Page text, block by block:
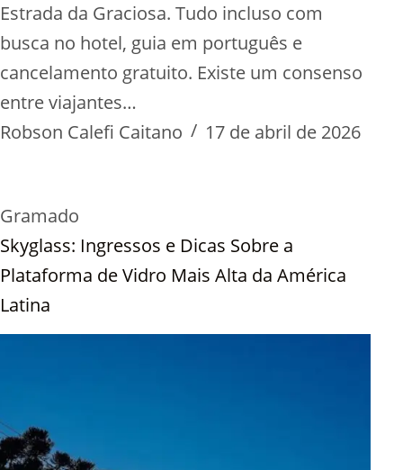
Estrada da Graciosa. Tudo incluso com
busca no hotel, guia em português e
cancelamento gratuito. Existe um consenso
entre viajantes…
Robson Calefi Caitano
17 de abril de 2026
Gramado
Skyglass: Ingressos e Dicas Sobre a
Plataforma de Vidro Mais Alta da América
Latina